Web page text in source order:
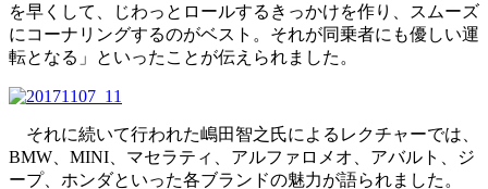
を早くして、じわっとロールするきっかけを作り、スムーズ
にコーナリングするのがベスト。それが同乗者にも優しい運
転となる」といったことが伝えられました。
それに続いて行われた嶋田智之氏によるレクチャーでは、
BMW、MINI、マセラティ、アルファロメオ、アバルト、ジ
ープ、ホンダといった各ブランドの魅力が語られました。